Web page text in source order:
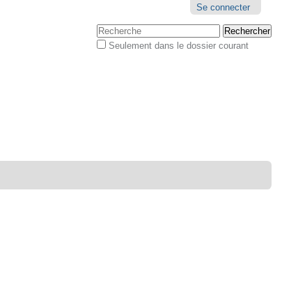
personnels
Se connecter
Chercher par
Seulement dans le dossier courant